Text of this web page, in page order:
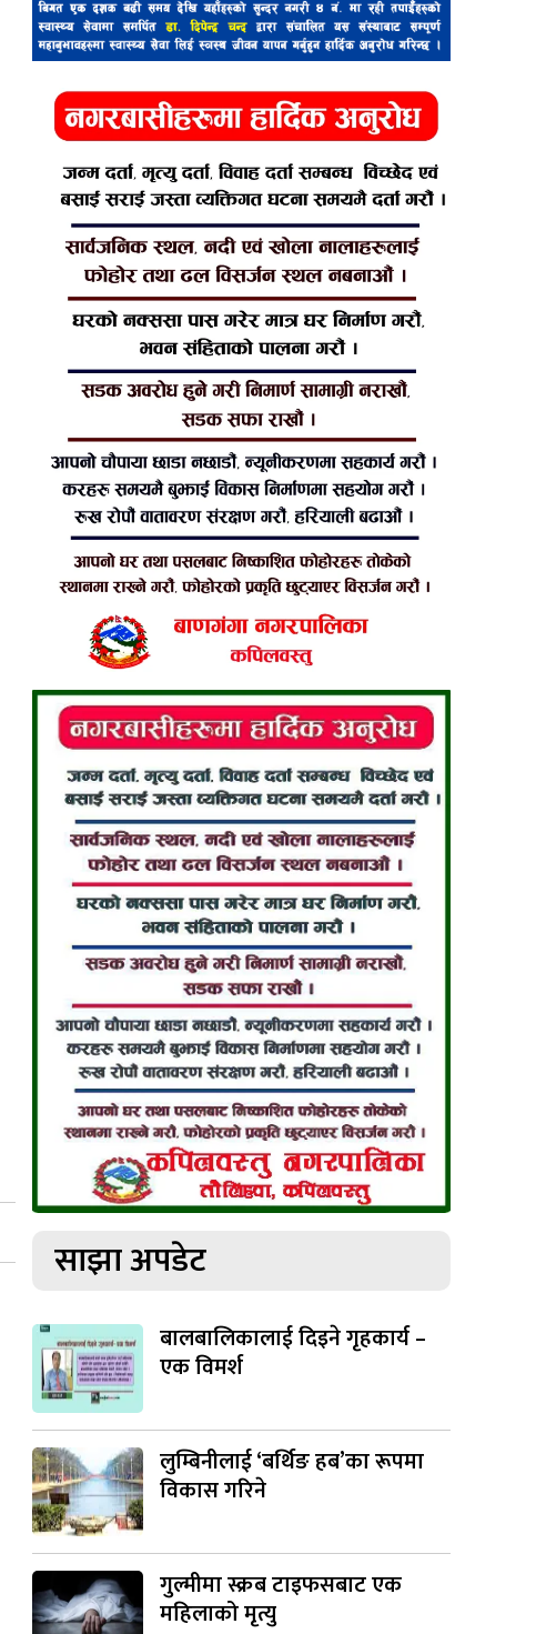
साझा अपडेट
बालबालिकालाई दिइने गृहकार्य –
एक विमर्श
लुम्बिनीलाई ‘बर्थिङ हब’का रूपमा
विकास गरिने
गुल्मीमा स्क्रब टाइफसबाट एक
महिलाको मृत्यु